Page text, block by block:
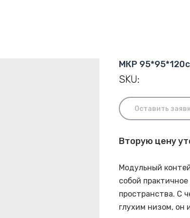
МКР
SKU:
Оставить
Вторую цену
Модульный
собой
пространства. С
глухим низом, он